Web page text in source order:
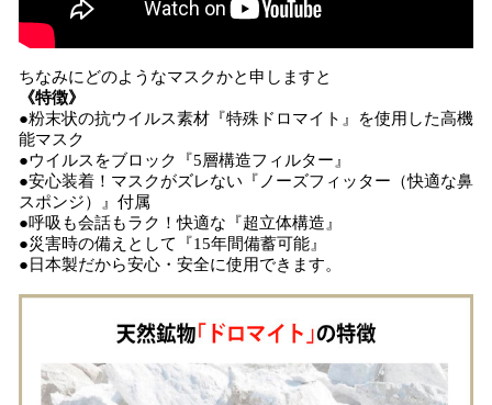
ちなみにどのようなマスクかと申しますと
《特徴》
●粉末状の抗ウイルス素材『特殊ドロマイト』を使用した高機
能マスク
●ウイルスをブロック『5層構造フィルター』
●安心装着！マスクがズレない『ノーズフィッター（快適な鼻
スポンジ）』付属
●呼吸も会話もラク！快適な『超立体構造』
●災害時の備えとして『15年間備蓄可能』
●日本製だから安心・安全に使用できます。